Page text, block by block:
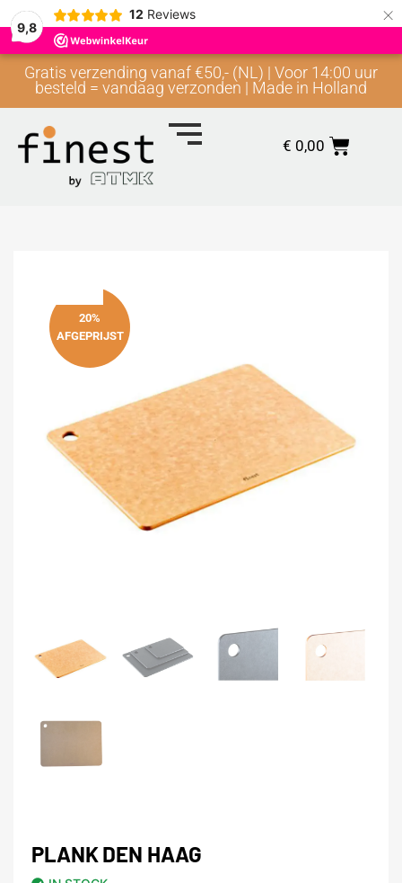
9,8
12 Reviews ×
Gratis verzending vanaf €50,- (NL) | Voor 14:00 uur
besteld = vandaag verzonden | Made in Holland
€ 0,00
20%
AFGEPRIJST
PLANK DEN HAAG